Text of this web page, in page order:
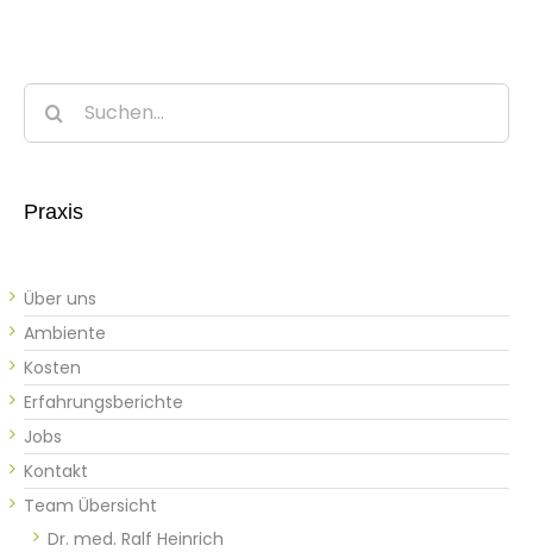
Suche
nach:
Praxis
Über uns
Ambiente
Kosten
Erfahrungsberichte
Jobs
Kontakt
Team Übersicht
Dr. med. Ralf Heinrich